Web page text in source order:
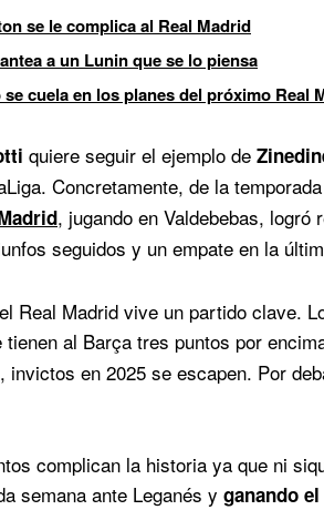
se le complica al Real Madrid
a un Lunin que se lo piensa
cuela en los planes del próximo Real
quiere seguir el ejemplo de
Concretamente, de la
, jugando en Valdebebas,
seguidos y un empate en la
Real Madrid vive un partido clave.
tienen al Barça tres puntos por
invictos en 2025 se escapen. Por
complican la historia ya que ni
semana ante Leganés y ganando